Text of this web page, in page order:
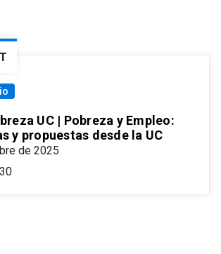
UC | Pobreza y Empleo:
y propuestas desde la UC
de 2025